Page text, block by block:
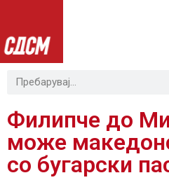
Филипче до
може
со бугарски